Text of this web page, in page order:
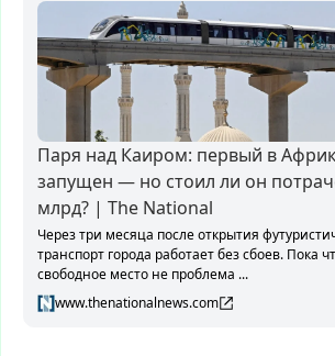
Паря над Каиром: первый в
запущен — но стоил ли он
млрд? | The National
Через три месяца после открытия
транспорт города работает без сбоев. Пока
свободное место не проблема ...
www.thenationalnews.com